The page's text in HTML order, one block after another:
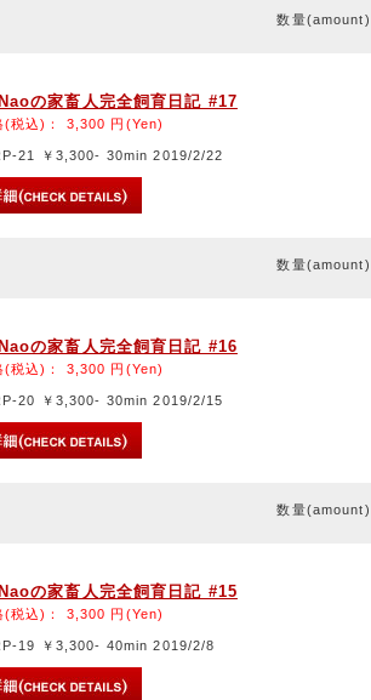
数量
の家畜人完全飼育日記 #17
(税込)： 3,300 円(Yen)
21 ￥3,300- 30min 2019/2/22
数量
の家畜人完全飼育日記 #16
(税込)： 3,300 円(Yen)
20 ￥3,300- 30min 2019/2/15
数量
の家畜人完全飼育日記 #15
(税込)： 3,300 円(Yen)
19 ￥3,300- 40min 2019/2/8